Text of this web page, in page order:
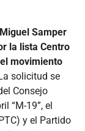
Samper
la lista Centro
movimiento
solicitud se
Consejo
“M-19”, el
y el Partido